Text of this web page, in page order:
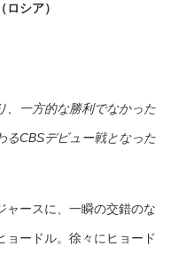
シア）
、一方的な勝利でなかった
るCBSデビュー戦となった
ャースに、一瞬の交錯のな
ョードル。徐々にヒョード